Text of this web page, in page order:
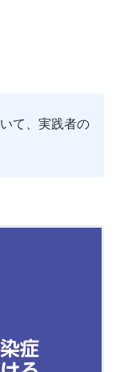
て、実践者の